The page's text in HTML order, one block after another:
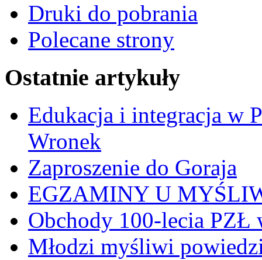
Druki do pobrania
Polecane strony
Ostatnie artykuły
Edukacja i integracja w
Wronek
Zaproszenie do Goraja
EGZAMINY U
Obchody 100-lecia PZŁ
Młodzi myśliwi